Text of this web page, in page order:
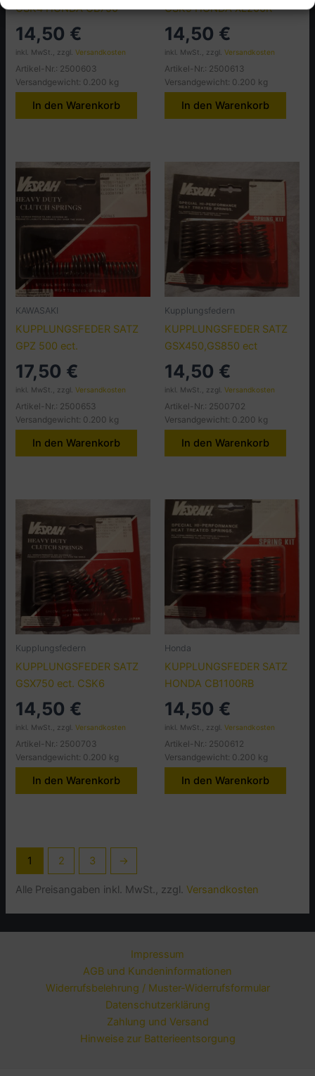
CSK4 HONDA CB750
14,50 €
inkl. MwSt., zzgl.Versandkosten
Artikel-Nr.: 2500603
Versandgewicht: 0.200 kg
In den Warenkorb
CSK9 HONDA XL200R
14,50 €
inkl. MwSt., zzgl. Versandkosten
Artikel-Nr.: 2500613
Versandgewicht: 0.200 kg
In den Warenkorb
KAWASAKI
KUPPLUNGSFEDER SATZ
GPZ 500 ect.
17,50 €
inkl. MwSt., zzgl.Versandkosten
Artikel-Nr.: 2500653
Versandgewicht: 0.200 kg
In den Warenkorb
Kupplungsfedern
KUPPLUNGSFEDER SATZ
GSX450,GS850 ect
14,50 €
inkl. MwSt., zzgl. Versandkosten
Artikel-Nr.: 2500702
Versandgewicht: 0.200 kg
In den Warenkorb
Kupplungsfedern
KUPPLUNGSFEDER SATZ
GSX750 ect. CSK6
14,50 €
inkl. MwSt., zzgl.Versandkosten
Artikel-Nr.: 2500703
Versandgewicht: 0.200 kg
In den Warenkorb
Honda
KUPPLUNGSFEDER SATZ
HONDA CB1100RB
14,50 €
inkl. MwSt., zzgl. Versandkosten
Artikel-Nr.: 2500612
Versandgewicht: 0.200 kg
In den Warenkorb
1 2 3 →
Alle Preisangaben inkl. MwSt., zzgl.Versandkosten
Impressum
AGB und Kundeninformationen
Widerrufsbelehrung / Muster-Widerrufsformular
Datenschutzerklärung
Zahlung und Versand
Hinweise zur Batterieentsorgung